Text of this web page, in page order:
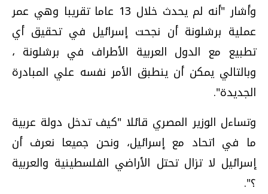
وأشار "أنه لم يحدث خلال 13 عاما تقريبا وهي عمر
عملية برشلونة أن نجحت إسرائيل في تحقيق أي
تطبيع مع الدول العربية الأطراف في برشلونة ،
وبالتالي يمكن أن ينطبق الأمر نفسه علي المبادرة
الجديدة".
وتساءل الوزير المصري قائلا "كيف تدخل دولة عربية
ما في اتحاد مع إسرائيل، ونحن جميعا نعرف أن
إسرائيل لا تزال تحتل الأراضي الفلسطينية والعربية
؟".